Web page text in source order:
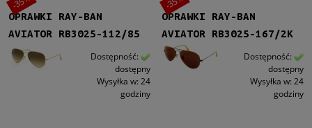
OPRAWKI RAY-BAN
AVIATOR RB3025-112/85
Dostępność:
dostępny
Wysyłka w: 24
godziny
OPRAWKI RAY-BAN
AVIATOR RB3025-167/2K
Dostępność:
dostępny
Wysyłka w: 24
godziny